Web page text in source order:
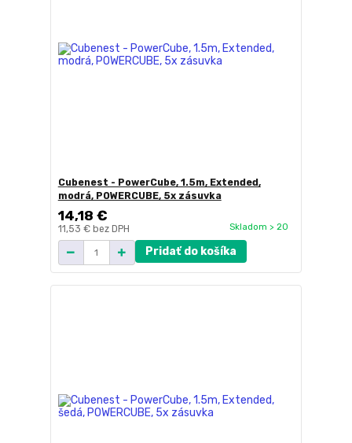
Cubenest - PowerCube, 1.5m, Extended,
modrá, POWERCUBE, 5x zásuvka
14,18 €
11,53 € bez DPH Skladom > 20
Pridať do košíka